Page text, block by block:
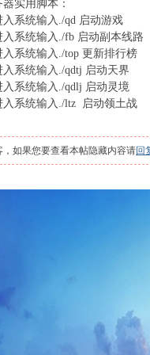
实用脚本：
入系统输入./qd 启动游戏
入系统输入./fb 启动副本线路
入系统输入./top 更新排行榜
入系统输入./qdtj 启动天界
入系统输入./qdlj 启动灵境
入系统输入./ltz 启动领土战
，如果您要查看本帖隐藏内容请回